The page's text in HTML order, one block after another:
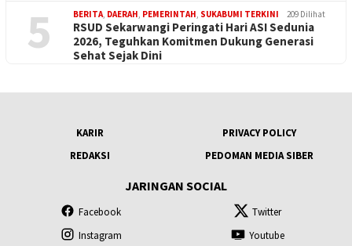
5 BERITA DAERAH PEMERINTAH SUKABUMI TERKINI 209 Dilihat
RSUD Sekarwangi Peringati Hari ASI Sedunia
2026, Teguhkan Komitmen Dukung Generasi
Sehat Sejak Dini
KARIR
PRIVACY POLICY
REDAKSI
PEDOMAN MEDIA SIBER
JARINGAN SOCIAL
Facebook
Twitter
Instagram
Youtube